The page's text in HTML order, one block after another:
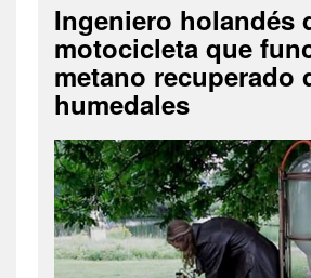
Ingeniero holandés
motocicleta que
metano recuperado
humedales